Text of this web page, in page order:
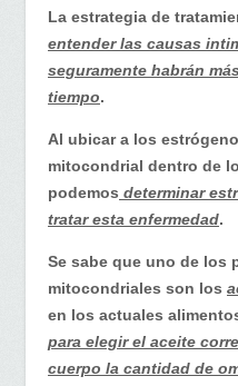
La estrategia de
entender las causas
seguramente habrán
tiempo.
Al ubicar a los
mitocondrial dentro de
podemos determinar
tratar esta enfermedad.
Se sabe que uno de los
mitocondriales son los
en los actuales
para elegir el aceite
cuerpo la cantidad de